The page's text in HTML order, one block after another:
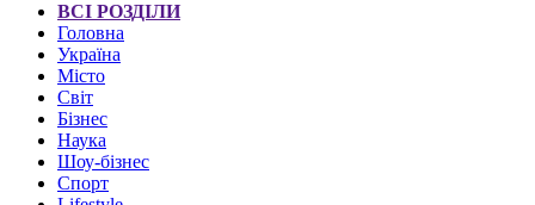
ВСІ РОЗДІЛИ
Головна
Україна
Місто
Світ
Бізнес
Наука
Шоу-бізнес
Спорт